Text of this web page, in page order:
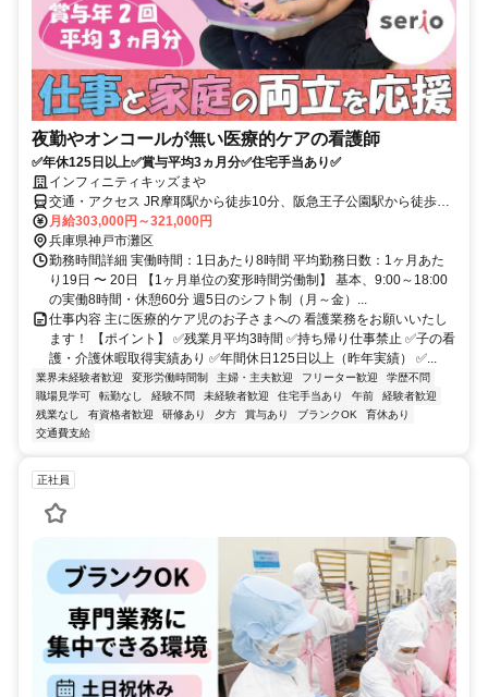
夜勤やオンコールが無い医療的ケアの看護師
✅年休125日以上✅賞与平均3ヵ月分✅住宅手当あり✅
インフィニティキッズまや
交通・アクセス JR摩耶駅から徒歩10分、阪急王子公園駅から徒歩15
分
月給303,000円～321,000円
兵庫県神戸市灘区
勤務時間詳細 実働時間：1日あたり8時間 平均勤務日数：1ヶ月あた
り19日 〜 20日 【1ヶ月単位の変形時間労働制】 基本、9:00～18:00
の実働8時間・休憩60分 週5日のシフト制（月～金）...
仕事内容 主に医療的ケア児のお子さまへの 看護業務をお願いいたし
ます！ 【ポイント】 ✅残業月平均3時間 ✅持ち帰り仕事禁止 ✅子の看
護・介護休暇取得実績あり ✅年間休日125日以上（昨年実績） ✅...
業界未経験者歓迎 変形労働時間制 主婦・主夫歓迎 フリーター歓迎
学歴不問
職場見学可
転勤なし 経験不問 未経験者歓迎 住宅手当あり 午前
経験者歓迎
残業なし
有資格者歓迎 研修あり 夕方 賞与あり ブランクOK
育休あり
交通費支給
正社員